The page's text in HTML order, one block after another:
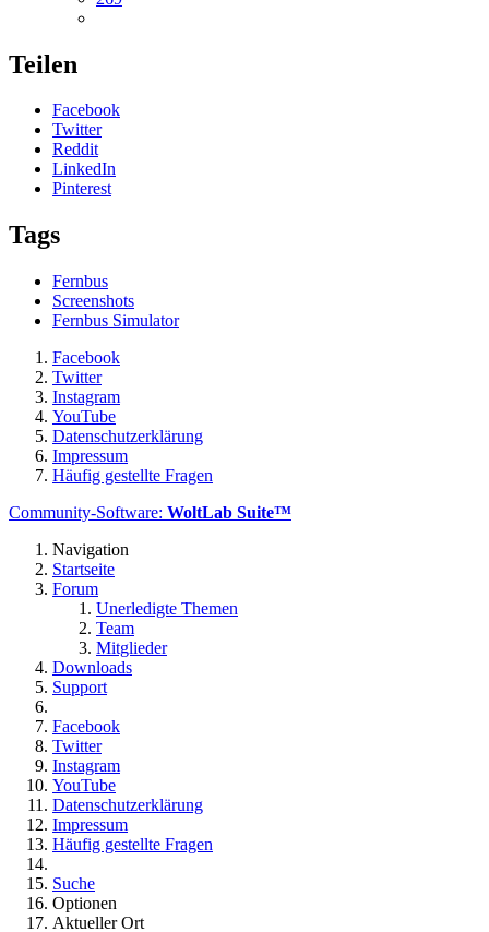
Teilen
Facebook
Twitter
Reddit
LinkedIn
Pinterest
Tags
Fernbus
Screenshots
Fernbus Simulator
Facebook
Twitter
Instagram
YouTube
Datenschutzerklärung
Impressum
Häufig gestellte Fragen
Community-Software: WoltLab Suite™
Navigation
Startseite
Forum
Unerledigte Themen
Team
Mitglieder
Downloads
Support
Facebook
Twitter
Instagram
YouTube
Datenschutzerklärung
Impressum
Häufig gestellte Fragen
Suche
Optionen
Aktueller Ort